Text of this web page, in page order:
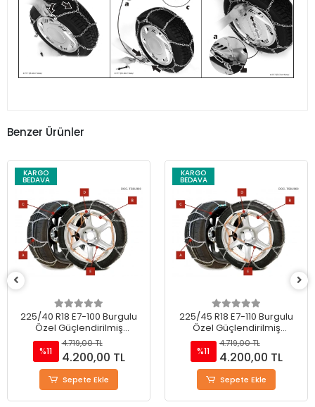
Benzer Ürünler
KARGO
BEDAVA
225/45 R18 E7-110 Burgulu
Özel Güçlendirilmiş
Takmatik Kar Zinciri
%11
4.719,00 TL
4.200,00 TL
Sepete Ekle
KARGO
BEDAVA
245/45R18 E7-120 Burgulu
Özel Güçlendirilmiş
Takmatik Kar Zinciri
%11
4.719,00 TL
4.200,00 TL
Stokta Yok